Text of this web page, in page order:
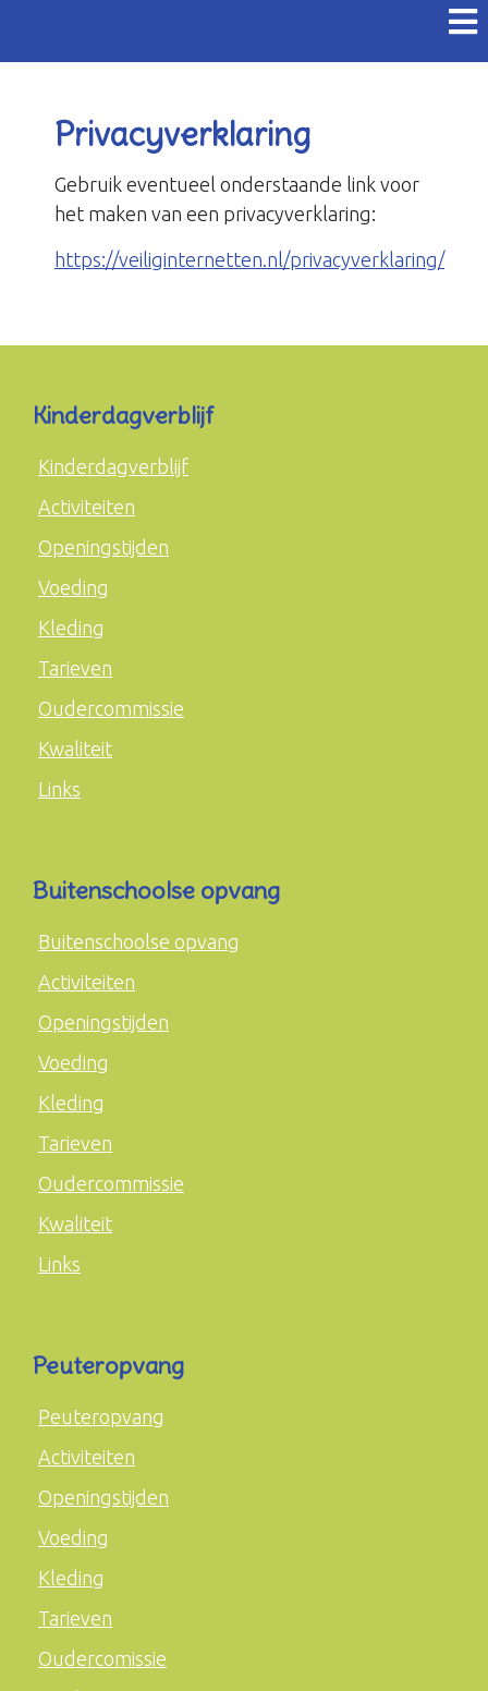
Privacyverklaring
Gebruik eventueel onderstaande link voor
het maken van een privacyverklaring:
https://veiliginternetten.nl/privacyverklaring/
Kinderdagverblijf
Kinderdagverblijf
Activiteiten
Openingstijden
Voeding
Kleding
Tarieven
Oudercommissie
Kwaliteit
Links
Buitenschoolse opvang
Buitenschoolse opvang
Activiteiten
Openingstijden
Voeding
Kleding
Tarieven
Oudercommissie
Kwaliteit
Links
Peuteropvang
Peuteropvang
Activiteiten
Openingstijden
Voeding
Kleding
Tarieven
Oudercomissie